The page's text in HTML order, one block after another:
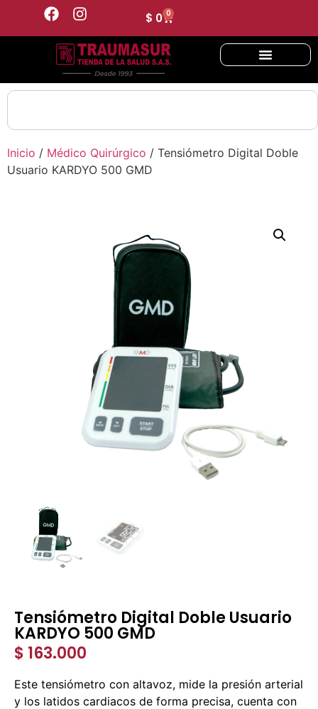
$ 0 0
Inicio / Médico Quirúrgico / Tensiómetro Digital Doble
Usuario KARDYO 500 GMD
Tensiómetro Digital Doble Usuario
KARDYO 500 GMD
$ 163.000
Este tensiómetro con altavoz, mide la presión arterial
y los latidos cardiacos de forma precisa, cuenta con